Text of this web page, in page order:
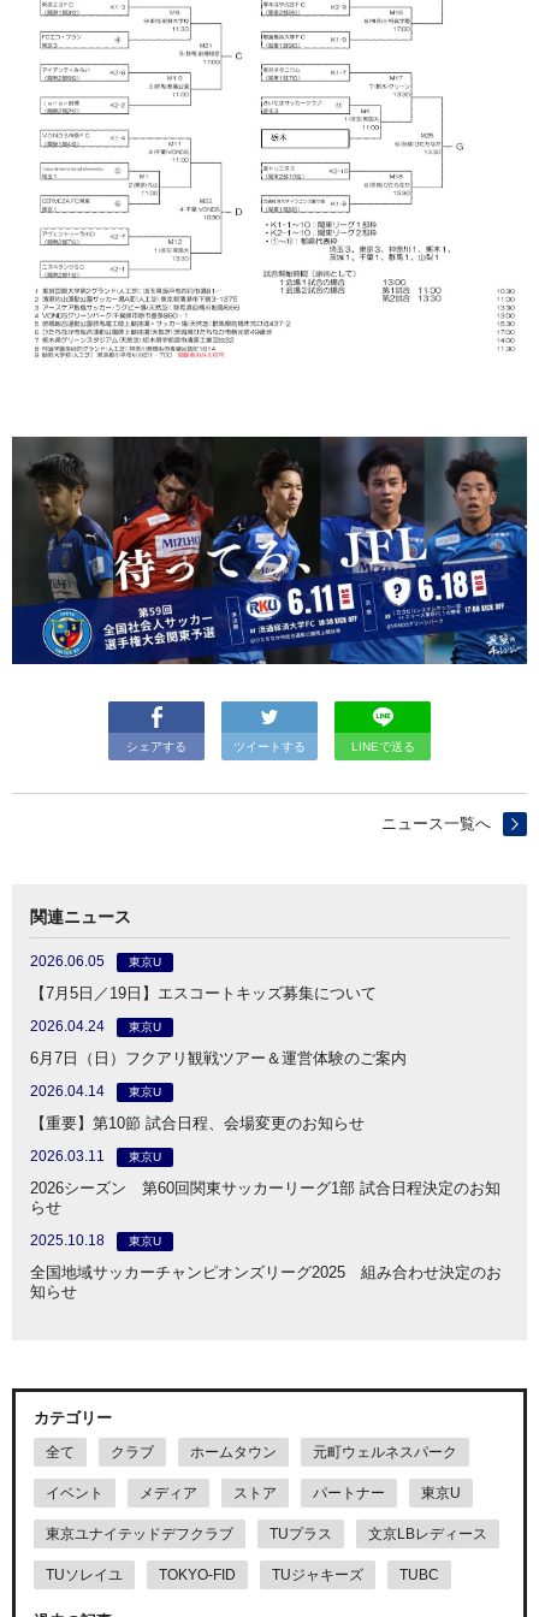
シェアする ツイートする LINEで送る
ニュース一覧へ
関連ニュース
2026.06.05 東京U
【7月5日／19日】エスコートキッズ募集について
2026.04.24 東京U
6月7日（日）フクアリ観戦ツアー＆運営体験のご案内
2026.04.14 東京U
【重要】第10節 試合日程、会場変更のお知らせ
2026.03.11 東京U
2026シーズン 第60回関東サッカーリーグ1部 試合日程決定のお知
らせ
2025.10.18 東京U
全国地域サッカーチャンピオンズリーグ2025 組み合わせ決定のお
知らせ
カテゴリー
全て クラブ ホームタウン 元町ウェルネスパーク
イベント メディア ストア パートナー 東京U
東京ユナイテッドデフクラブ TUプラス 文京LBレディース
TUソレイユ TOKYO-FID TUジャキーズ TUBC